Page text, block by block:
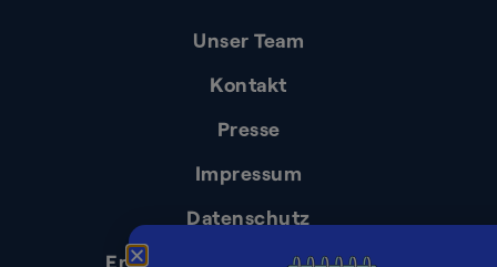
Unser Team
Kontakt
Presse
Impressum
Datenschutz
Erklärung zur Barrierefreiheit